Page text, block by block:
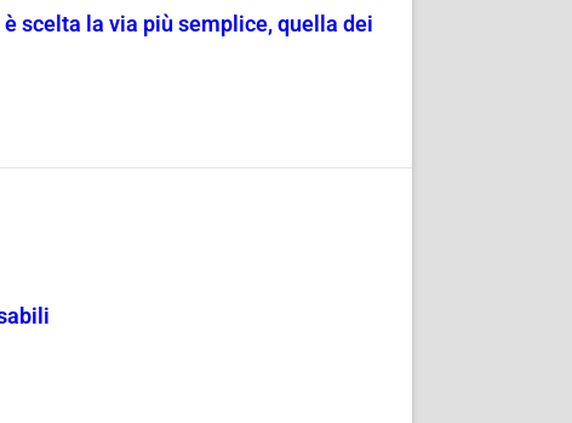
scelta la via più semplice, quella dei